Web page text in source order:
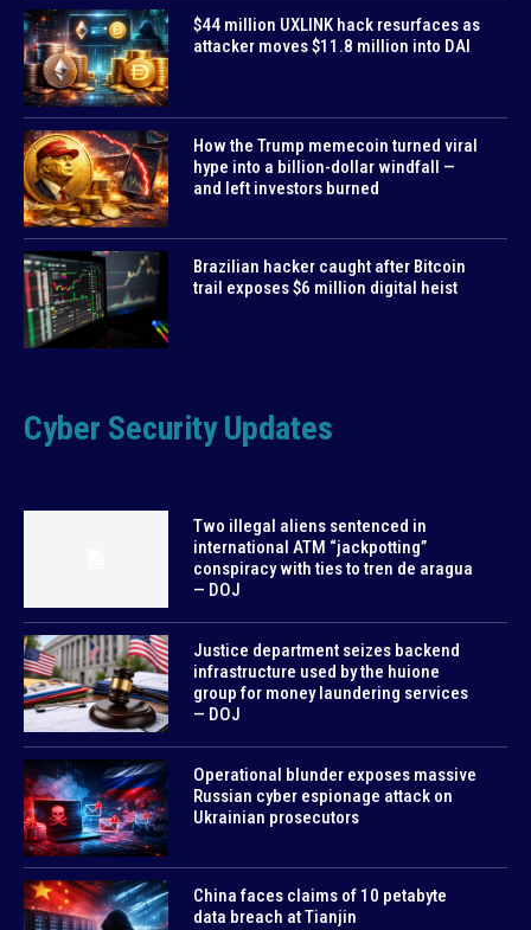
$44 million UXLINK hack resurfaces as
attacker moves $11.8 million into DAI
How the Trump memecoin turned viral
hype into a billion-dollar windfall —
and left investors burned
Brazilian hacker caught after Bitcoin
trail exposes $6 million digital heist
Cyber Security Updates
Two illegal aliens sentenced in
international ATM “jackpotting”
conspiracy with ties to tren de aragua
— DOJ
Justice department seizes backend
infrastructure used by the huione
group for money laundering services
— DOJ
Operational blunder exposes massive
Russian cyber espionage attack on
Ukrainian prosecutors
China faces claims of 10 petabyte
data breach at Tianjin